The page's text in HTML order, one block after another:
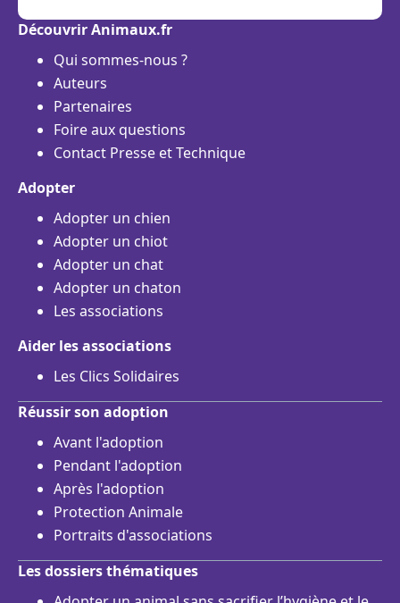
Découvrir Animaux.fr
Qui sommes-nous ?
Auteurs
Partenaires
Foire aux questions
Contact Presse et Technique
Adopter
Adopter un chien
Adopter un chiot
Adopter un chat
Adopter un chaton
Les associations
Aider les associations
Les Clics Solidaires
Réussir son adoption
Avant l'adoption
Pendant l'adoption
Après l'adoption
Protection Animale
Portraits d'associations
Les dossiers thématiques